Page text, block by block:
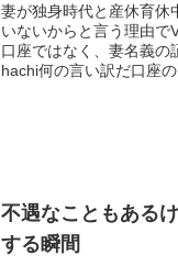
妻が独身時代と産休育休
いないからと言う理由で
口座ではなく、妻名義の
hachi何の言い訳だ口座
不遇なこともある
する瞬間